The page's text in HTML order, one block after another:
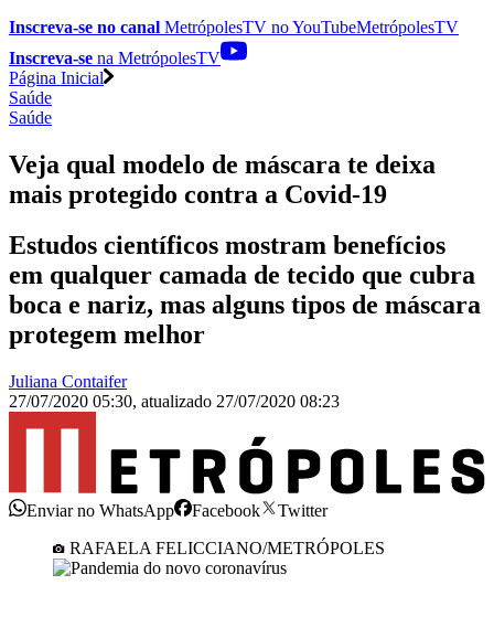
Inscreva-se no canal MetrópolesTV noYouTubeMetrópolesTV
Inscreva-se na MetrópolesTV
Página Inicial
Saúde
Saúde
Veja qual modelo de máscara te deixa
mais protegido contra a Covid-19
Estudos científicos mostram benefícios
em qualquer camada de tecido que cubra
boca e nariz, mas alguns tipos de máscara
protegem melhor
Juliana Contaifer
27/07/2020 05:30, atualizado 27/07/2020 08:23
Enviar no WhatsApp Facebook
Twitter
RAFAELA FELICCIANO/METRÓPOLES